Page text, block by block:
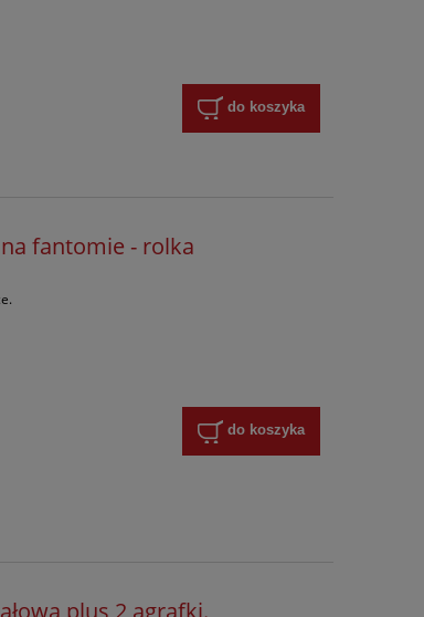
do koszyka
fantomie - rolka
do koszyka
plus 2 agrafki.